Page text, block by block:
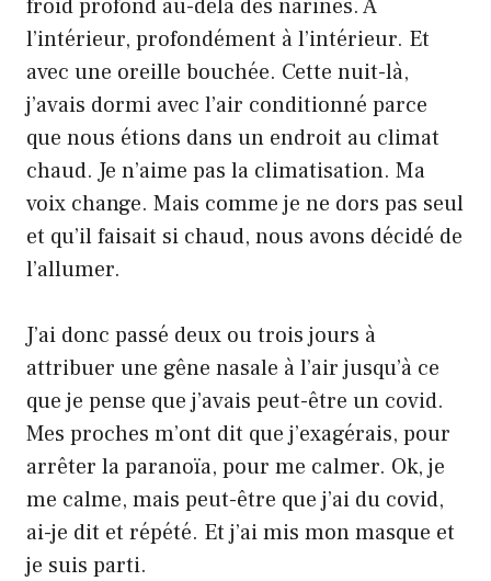
froid profond au-delà des narines. À
l’intérieur, profondément à l’intérieur. Et
avec une oreille bouchée. Cette nuit-là,
j’avais dormi avec l’air conditionné parce
que nous étions dans un endroit au climat
chaud. Je n’aime pas la climatisation. Ma
voix change. Mais comme je ne dors pas seul
et qu’il faisait si chaud, nous avons décidé de
l’allumer.
J’ai donc passé deux ou trois jours à
attribuer une gêne nasale à l’air jusqu’à ce
que je pense que j’avais peut-être un covid.
Mes proches m’ont dit que j’exagérais, pour
arrêter la paranoïa, pour me calmer. Ok, je
me calme, mais peut-être que j’ai du covid,
ai-je dit et répété. Et j’ai mis mon masque et
je suis parti.